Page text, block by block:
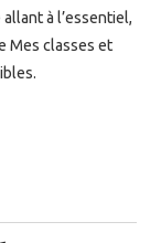
à l’essentiel,
Mes classes et